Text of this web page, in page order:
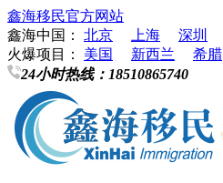
鑫海移民官方网站
鑫海中国：
北京 上海 深圳
火爆项目：
美国 新西兰
希腊
24小时热线： 18510865740